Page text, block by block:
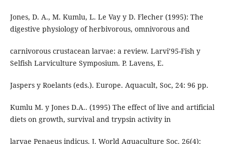
Jones, D. A., M. Kumlu, L. Le Vay y D. Flecher (1995): The
digestive physiology of herbivorous, omnivorous and
carnivorous crustacean larvae: a review. Larvi’95-Fish y
Selfish Larviculture Symposium. P. Lavens, E.
Jaspers y Roelants (eds.). Europe. Aquacult, Soc, 24: 96 pp.
Kumlu M. y Jones D.A.. (1995) The effect of live and artificial
diets on growth, survival and trypsin activity in
larvae Penaeus indicus. J. World Aquaculture Soc. 26(4):